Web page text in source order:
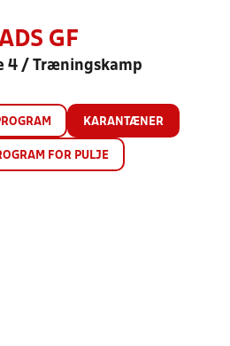
GF
4 / Træningskamp
KARANTÆNER
FOR PULJE